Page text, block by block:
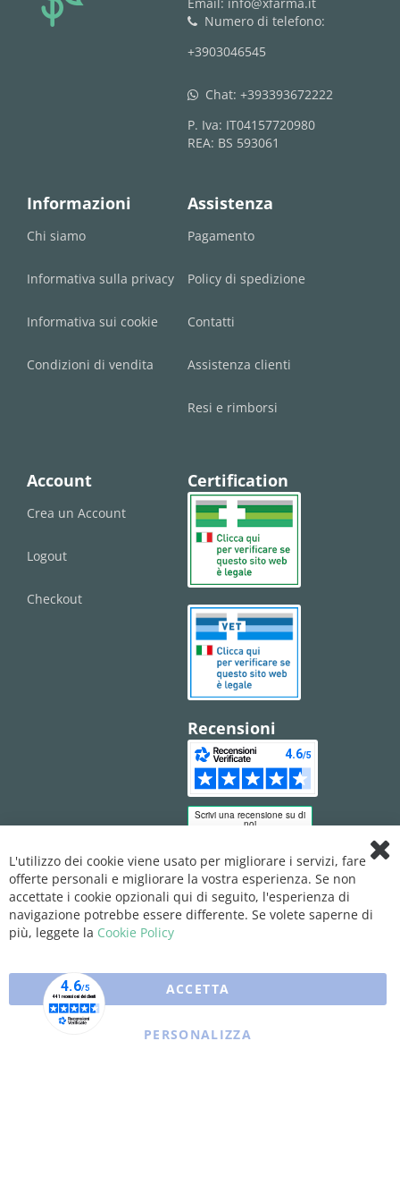
phone
Numero di telefono:
+3903046545
whatsapp Chat: +393393672222
P. Iva: IT04157720980
REA: BS 593061
Informazioni
Chi siamo
Informativa sulla privacy
Informativa sui cookie
Condizioni di vendita
Assistenza
Pagamento
Policy di spedizione
Contatti
Assistenza clienti
Resi e rimborsi
Account
Crea un Account
Logout
Checkout
Certification
Recensioni
L'utilizzo dei cookie viene usato per migliorare i servizi, fare
offerte personali e migliorare la vostra esperienza. Se non
accettate i cookie opzionali qui di seguito, l'esperienza di
navigazione potrebbe essere differente. Se volete saperne di
più, leggete la Cookie Policy
ACCETTA
PERSONALIZZA